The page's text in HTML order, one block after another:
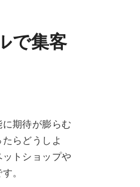
で集客
期待が膨らむ
らどうしよ
トショップや
。